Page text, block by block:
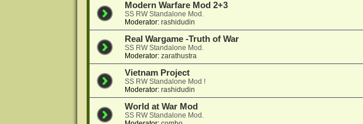
Modern Warfare Mod 2+3
SS RW Standalone Mod.
Moderator: rashidudin
Real Wargame -Truth of War
SS RW Standalone Mod.
Moderator: zarathustra
Vietnam Project
SS RW Standalone Mod !
Moderator: rashidudin
World at War Mod
SS RW Standalone Mod.